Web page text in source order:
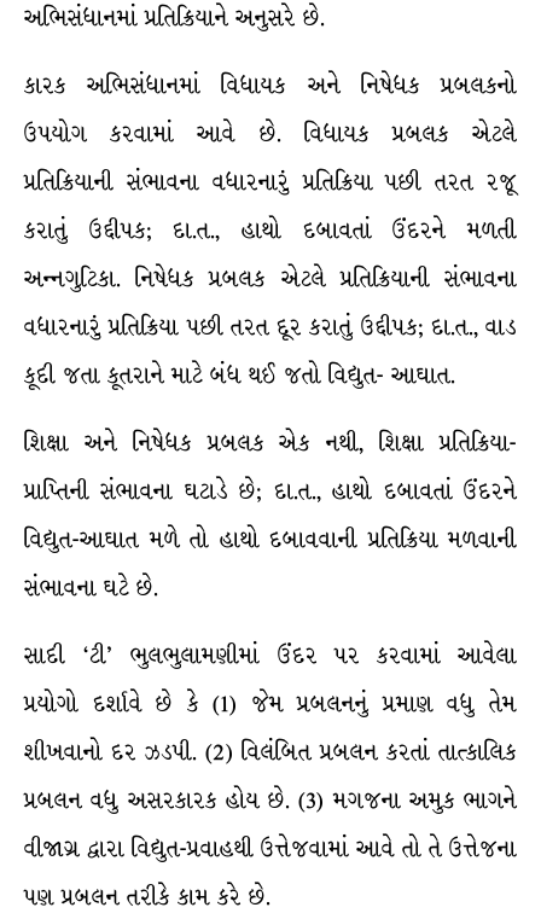
અભિસંધાનમાં પ્રતિક્રિયાને અનુસરે છે.
કારક અભિસંધાનમાં વિધાયક અને નિષેધક પ્રબલકનો
ઉપયોગ કરવામાં આવે છે. વિધાયક પ્રબલક એટલે
પ્રતિક્રિયાની સંભાવના વધારનારું પ્રતિક્રિયા પછી તરત રજૂ
કરાતું ઉદ્દીપક; દા.ત., હાથો દબાવતાં ઉંદરને મળતી
અન્નગુટિકા. નિષેધક પ્રબલક એટલે પ્રતિક્રિયાની સંભાવના
વધારનારું પ્રતિક્રિયા પછી તરત દૂર કરાતું ઉદ્દીપક; દા.ત., વાડ
કૂદી જતા કૂતરાને માટે બંધ થઈ જતો વિદ્યુત- આઘાત.
શિક્ષા અને નિષેધક પ્રબલક એક નથી, શિક્ષા પ્રતિક્રિયા-
પ્રાપ્તિની સંભાવના ઘટાડે છે; દા.ત., હાથો દબાવતાં ઉંદરને
વિદ્યુત-આઘાત મળે તો હાથો દબાવવાની પ્રતિક્રિયા મળવાની
સંભાવના ઘટે છે.
સાદી ‘ટી’ ભુલભુલામણીમાં ઉંદર પર કરવામાં આવેલા
પ્રયોગો દર્શાવે છે કે (1) જેમ પ્રબલનનું પ્રમાણ વધુ તેમ
શીખવાનો દર ઝડપી. (2) વિલંબિત પ્રબલન કરતાં તાત્કાલિક
પ્રબલન વધુ અસરકારક હોય છે. (3) મગજના અમુક ભાગને
વીજાગ્ર દ્વારા વિદ્યુત-પ્રવાહથી ઉત્તેજવામાં આવે તો તે ઉત્તેજના
પણ પ્રબલન તરીકે કામ કરે છે.